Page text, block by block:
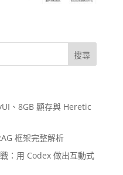
、8GB 顯存與 Heretic
框架完整解析
：用 Codex 做出互動式